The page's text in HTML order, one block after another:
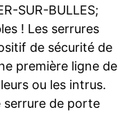
SUR-BULLES;
! Les serrures
de sécurité de
première ligne de
ou les intrus.
serrure de porte